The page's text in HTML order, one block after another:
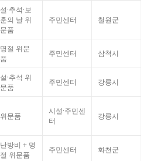
설·추석·보
훈의 날 위
문품
주민센터 철원군
명절 위문
품
주민센터 삼척시
설·추석 위
문품
주민센터 강릉시
위문품
시설·주민센
터
강릉시
난방비 + 명
절 위문품
주민센터 화천군